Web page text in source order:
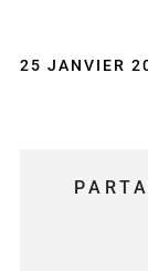
25 JANVIER